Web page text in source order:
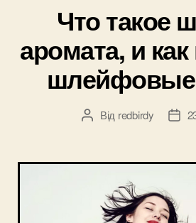
Что такое
аромата, и
шлейфовые
Автор
Від redbirdy
Дата